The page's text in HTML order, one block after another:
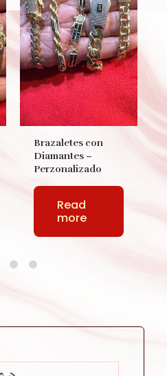
Brazaletes con
Diamantes –
Perzonalizado
Read
more